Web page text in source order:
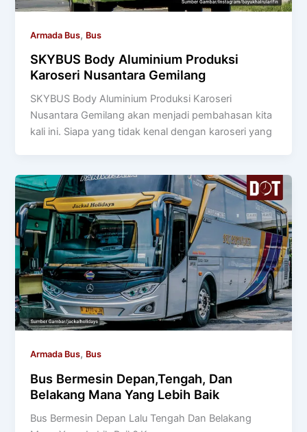
Armada Bus, Bus
SKYBUS Body Aluminium Produksi
Karoseri Nusantara Gemilang
SKYBUS Body Aluminium Produksi Karoseri
Nusantara Gemilang akan menjadi pembahasan kita
kali ini. Siapa yang tidak kenal dengan karoseri yang
Armada Bus, Bus
Bus Bermesin Depan,Tengah, Dan
Belakang Mana Yang Lebih Baik
Bus Bermesin Depan Lalu Tengah Dan Belakang